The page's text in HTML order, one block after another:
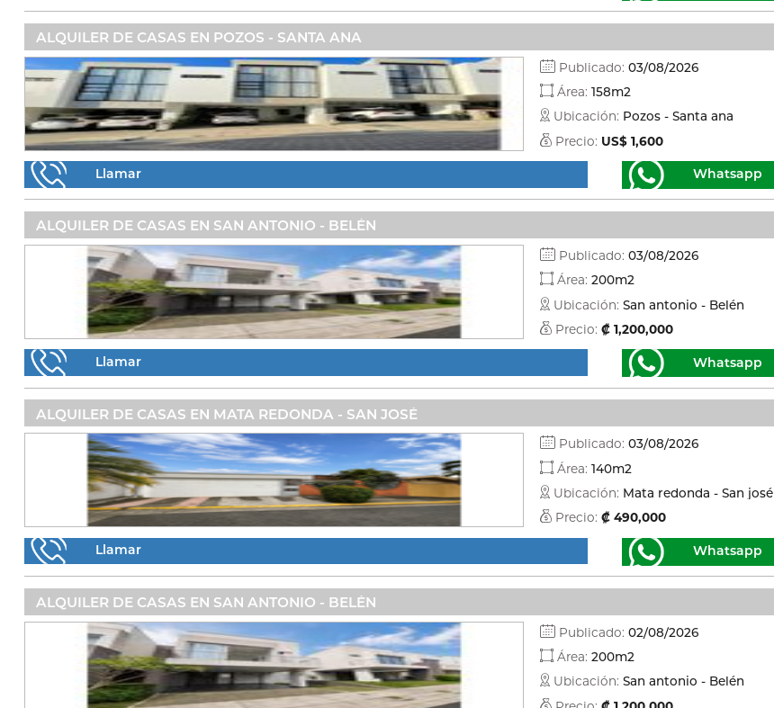
ALQUILER DE CASAS EN POZOS - SANTA ANA
Publicado: 03/08/2026
Área: 158m2
Ubicación: Pozos - Santa ana
Precio: US$ 1,600
Llamar Whatsapp
ALQUILER DE CASAS EN SAN ANTONIO - BELÉN
Publicado: 03/08/2026
Área: 200m2
Ubicación: San antonio - Belén
Precio: ₡ 1,200,000
Llamar Whatsapp
ALQUILER DE CASAS EN MATA REDONDA - SAN JOSÉ
Publicado: 03/08/2026
Área: 140m2
Ubicación: Mata redonda - San josé
Precio: ₡ 490,000
Llamar Whatsapp
ALQUILER DE CASAS EN SAN ANTONIO - BELÉN
Publicado: 02/08/2026
Área: 200m2
Ubicación: San antonio - Belén